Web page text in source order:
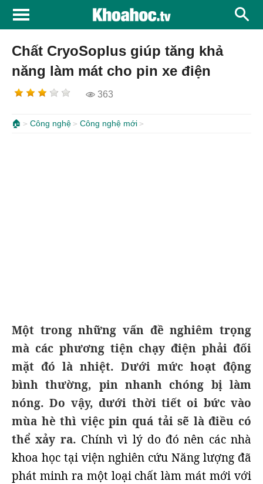
Chất CryoSoplus giúp tăng khả
năng làm mát cho pin xe điện
363
🏠 Công nghệ Công nghệ mới
Một trong những vấn đề nghiêm trọng
mà các phương tiện chạy điện phải đối
mặt đó là nhiệt. Dưới mức hoạt động
bình thường, pin nhanh chóng bị làm
nóng. Do vậy, dưới thời tiết oi bức vào
mùa hè thì việc pin quá tải sẽ là điều có
thể xảy ra. Chính vì lý do đó nên các nhà
khoa học tại viện nghiên cứu Năng lượng đã
phát minh ra một loại chất làm mát mới với